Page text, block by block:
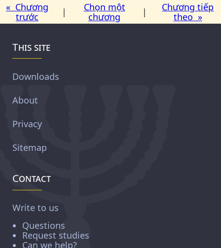
« Chương
trước
|
Chọn một
chương
|
Chương tiếp
theo »
This site
Downloads
About
Privacy
Sitemap
Contact
Write to us
Questions
Request studies
Can we help?